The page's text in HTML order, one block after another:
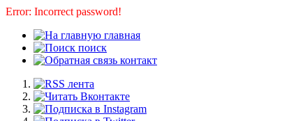
Error: Incorrect password!
главная
поиск
контакт